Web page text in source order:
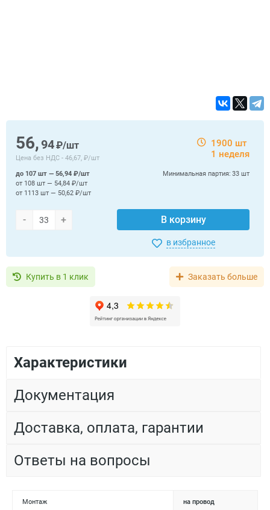
56, 94₽/шт
Цена без НДС - 46,67, ₽/шт
1900 шт
1 неделя
- + В корзину
Минимальная партия: 33 шт
до 107 шт — 56,94 ₽/шт
от 108 шт — 54,84 ₽/шт
от 1113 шт — 50,62 ₽/шт
в избранное
Купить в 1 клик Заказать больше
Характеристики
Документация
Доставка, оплата, гарантии
Ответы на вопросы
Монтаж на провод